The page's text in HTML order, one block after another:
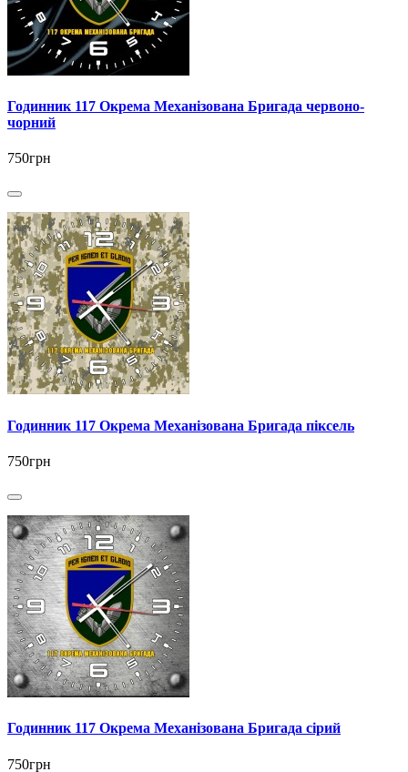
Годинник 117 Окрема Механізована Бригада червоно-
чорний
750грн
Годинник 117 Окрема Механізована Бригада піксель
750грн
Годинник 117 Окрема Механізована Бригада сірий
750грн